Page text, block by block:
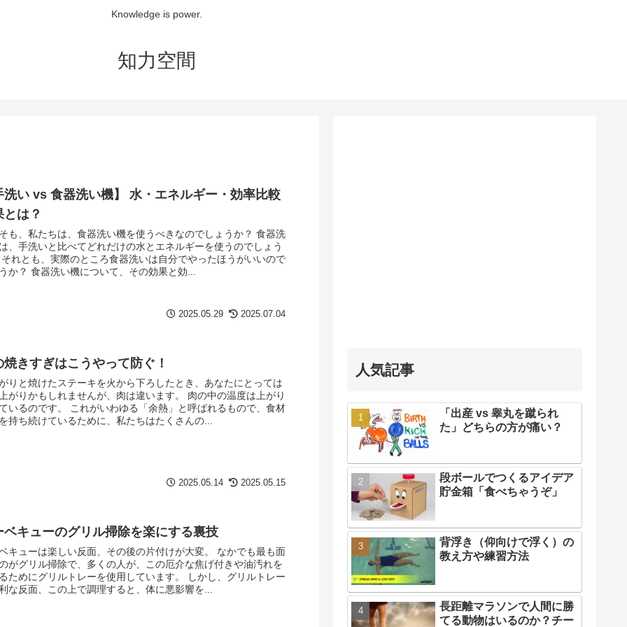
Knowledge is power.
知力空間
洗い vs 食器洗い機】 水・エネルギー・効率比較
とは？
も、私たちは、食器洗い機を使うべきなのでしょうか？ 食器洗
、手洗いと比べてどれだけの水とエネルギーを使うのでしょう
れとも、実際のところ食器洗いは自分でやったほうがいいので
か？ 食器洗い機について、その効果と効...
2025.05.29 2025.07.04
焼きすぎはこうやって防ぐ！
りと焼けたステーキを火から下ろしたとき、あなたにとっては
がりかもしれませんが、肉は違います。 肉の中の温度は上がり
いるのです。 これがいわゆる「余熱」と呼ばれるもので、食材
持ち続けているために、私たちはたくさんの...
2025.05.14 2025.05.15
ベキューのグリル掃除を楽にする裏技
キューは楽しい反面、その後の片付けが大変。 なかでも最も面
がグリル掃除で、多くの人が、この厄介な焦げ付きや油汚れを
ためにグリルトレーを使用しています。 しかし、グリルトレー
な反面、この上で調理すると、体に悪影響を...
人気記事
「出産 vs 睾丸を蹴られ
た」どちらの方が痛い？
段ボールでつくるアイデア
貯金箱「食べちゃうぞ」
背浮き（仰向けで浮く）の
教え方や練習方法
長距離マラソンで人間に勝
てる動物はいるのか？チー